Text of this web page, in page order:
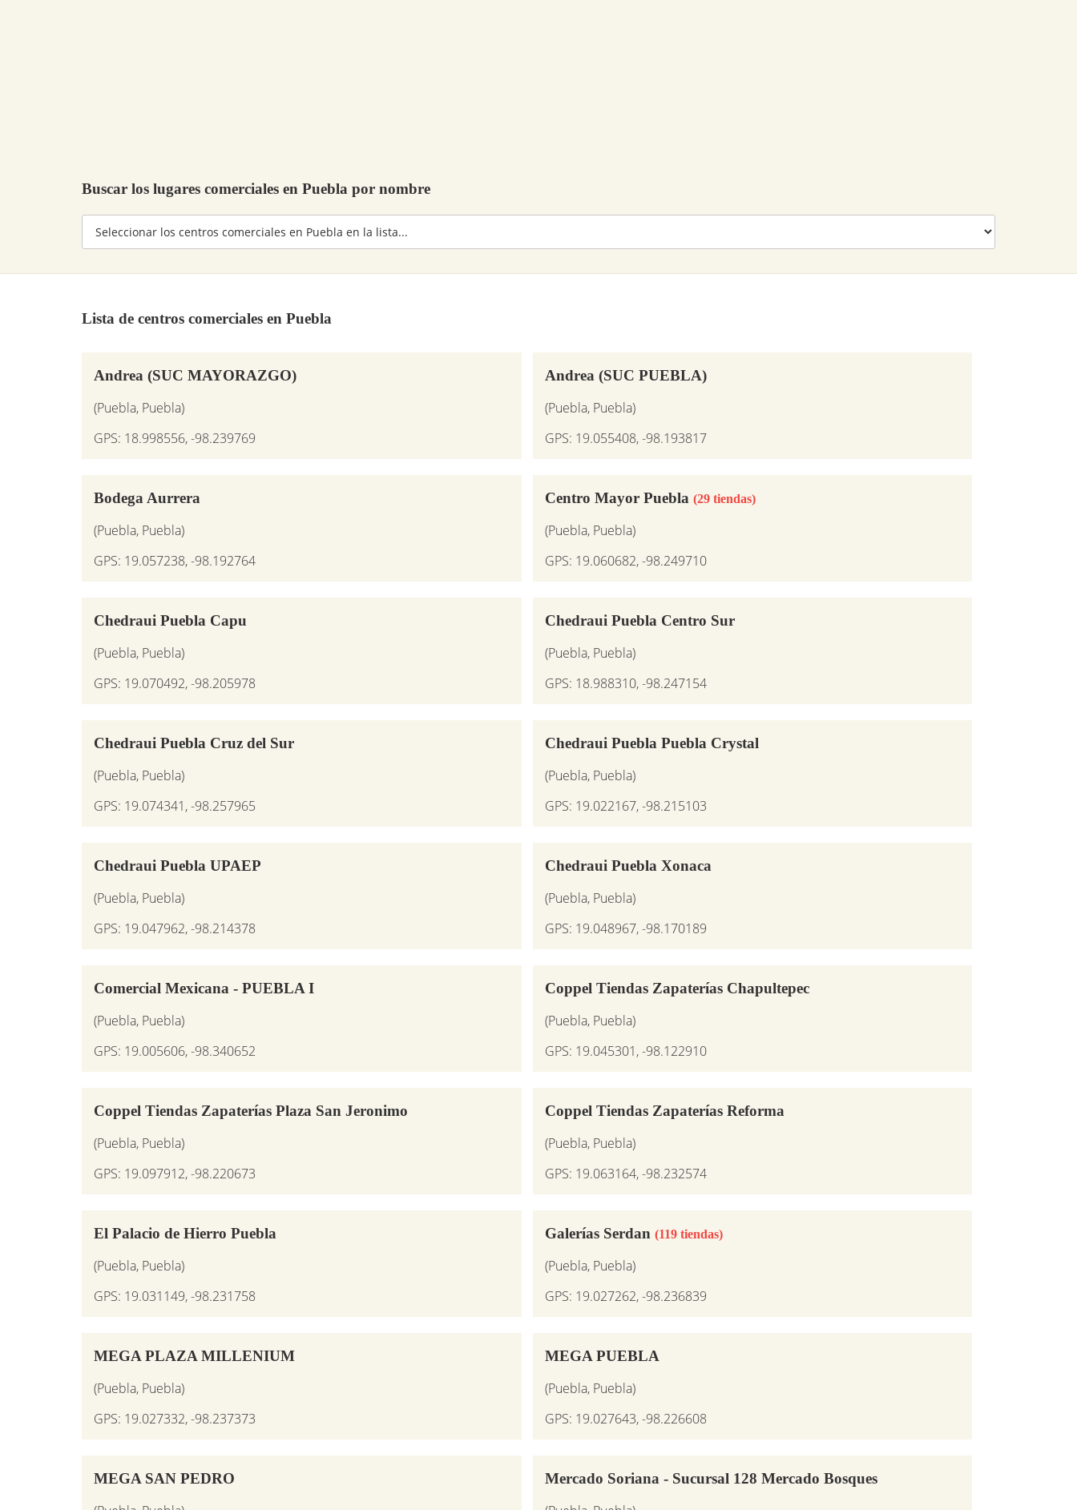
Buscar los lugares comerciales en Puebla por nombre
Lista de centros comerciales en Puebla
Andrea (SUC MAYORAZGO)
(Puebla, Puebla)
GPS: 18.998556, -98.239769
Andrea (SUC PUEBLA)
(Puebla, Puebla)
GPS: 19.055408, -98.193817
Bodega Aurrera
(Puebla, Puebla)
GPS: 19.057238, -98.192764
Centro Mayor Puebla (29 tiendas)
(Puebla, Puebla)
GPS: 19.060682, -98.249710
Chedraui Puebla Capu
(Puebla, Puebla)
GPS: 19.070492, -98.205978
Chedraui Puebla Centro Sur
(Puebla, Puebla)
GPS: 18.988310, -98.247154
Chedraui Puebla Cruz del Sur
(Puebla, Puebla)
GPS: 19.074341, -98.257965
Chedraui Puebla Puebla Crystal
(Puebla, Puebla)
GPS: 19.022167, -98.215103
Chedraui Puebla UPAEP
(Puebla, Puebla)
GPS: 19.047962, -98.214378
Chedraui Puebla Xonaca
(Puebla, Puebla)
GPS: 19.048967, -98.170189
Comercial Mexicana - PUEBLA I
(Puebla, Puebla)
GPS: 19.005606, -98.340652
Coppel Tiendas Zapaterías Chapultepec
(Puebla, Puebla)
GPS: 19.045301, -98.122910
Coppel Tiendas Zapaterías Plaza San Jeronimo
(Puebla, Puebla)
GPS: 19.097912, -98.220673
Coppel Tiendas Zapaterías Reforma
(Puebla, Puebla)
GPS: 19.063164, -98.232574
El Palacio de Hierro Puebla
(Puebla, Puebla)
GPS: 19.031149, -98.231758
Galerías Serdan (119 tiendas)
(Puebla, Puebla)
GPS: 19.027262, -98.236839
MEGA PLAZA MILLENIUM
(Puebla, Puebla)
GPS: 19.027332, -98.237373
MEGA PUEBLA
(Puebla, Puebla)
GPS: 19.027643, -98.226608
MEGA SAN PEDRO Mercado Soriana - Sucursal 128 Mercado Bosques